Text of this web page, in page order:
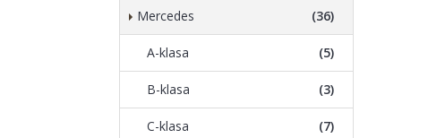
Mercedes (36)
A-klasa (5)
B-klasa (3)
C-klasa (7)